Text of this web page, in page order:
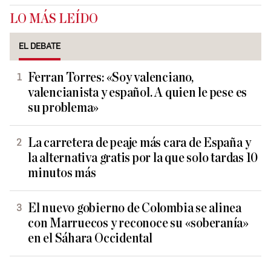
LO MÁS LEÍDO
EL DEBATE
Ferran Torres: «Soy valenciano,
valencianista y español. A quien le pese es
su problema»
La carretera de peaje más cara de España y
la alternativa gratis por la que solo tardas 10
minutos más
El nuevo gobierno de Colombia se alinea
con Marruecos y reconoce su «soberanía»
en el Sáhara Occidental